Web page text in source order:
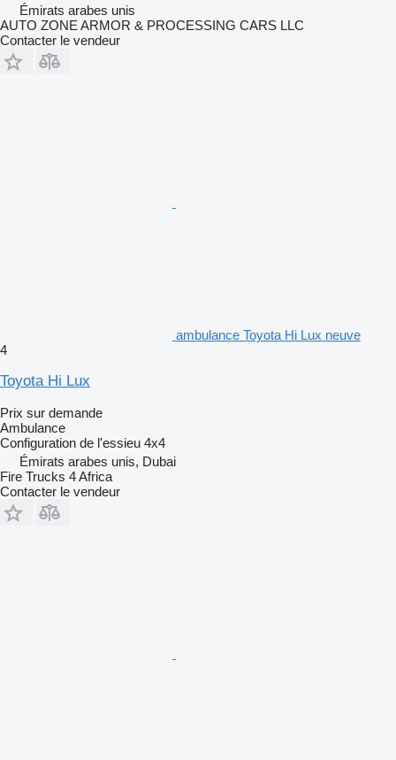
Émirats arabes unis
AUTO ZONE ARMOR & PROCESSING CARS LLC
Contacter le vendeur
ambulance Toyota Hi Lux neuve
4
Toyota Hi Lux
Prix sur demande
Ambulance
Configuration de l'essieu 4x4
Émirats arabes unis, Dubai
Fire Trucks 4 Africa
Contacter le vendeur